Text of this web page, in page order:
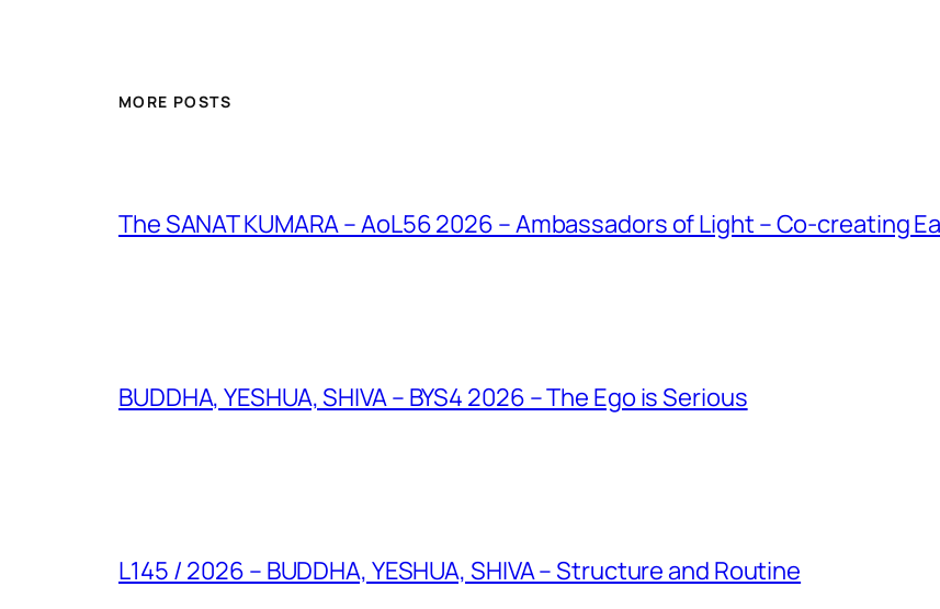
MORE POSTS
The SANAT KUMARA – AoL56 2026 – Ambassadors of Light – Co-creating
BUDDHA, YESHUA, SHIVA – BYS4 2026 – The Ego is Serious
L145 / 2026 – BUDDHA, YESHUA, SHIVA – Structure and Routine